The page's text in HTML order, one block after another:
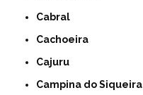
Cabral
Cachoeira
Cajuru
Campina do Siqueira